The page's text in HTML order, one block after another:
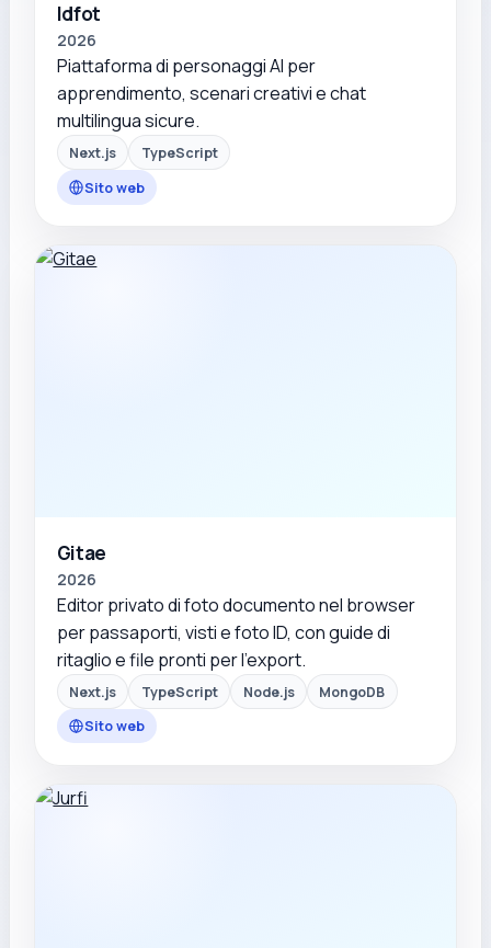
Idfot
2026
Piattaforma di personaggi AI per
apprendimento, scenari creativi e chat
multilingua sicure.
Next.js
TypeScript
Sito web
Gitae
2026
Editor privato di foto documento nel browser
per passaporti, visti e foto ID, con guide di
ritaglio e file pronti per l'export.
Next.js TypeScript Node.js
MongoDB
Sito web